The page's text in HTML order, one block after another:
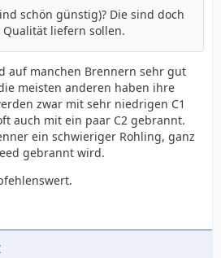
schön günstig)? Die sind doch
Qualität liefern sollen.
auf manchen Brennern sehr gut
meisten anderen haben ihre
zwar mit sehr niedrigen C1
auch mit ein paar C2 gebrannt.
ein schwieriger Rohling, ganz
gebrannt wird.